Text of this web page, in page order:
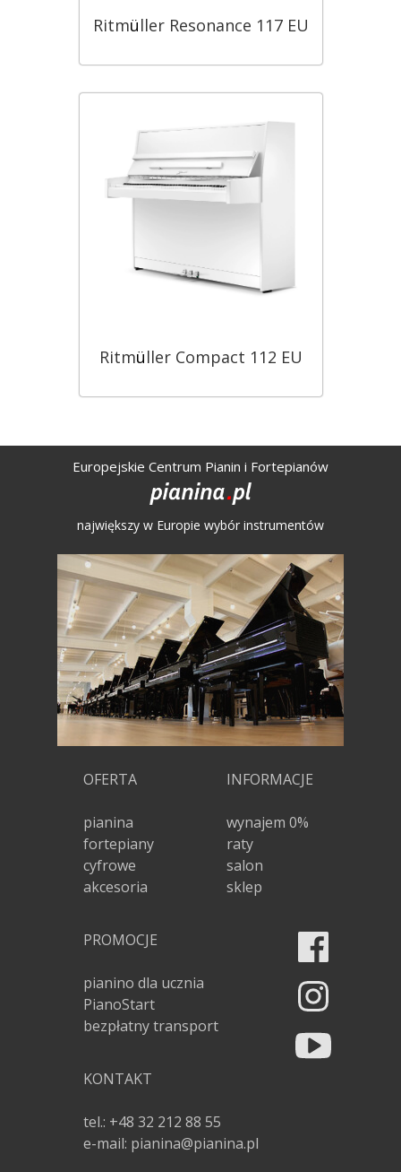
Ritmüller Compact 112 EU
Ritmüller Resonance 117 EU
KONTAKT
tel.: +48 32 212 88 55
e-mail: pianina@pianina.pl
INFORMACJE
wynajem 0%
raty
salon
sklep
PROMOCJE
pianino dla ucznia
PianoStart
bezpłatny transport
Europejskie Centrum Pianin i Fortepianów
największy w Europie wybór instrumentów
OFERTA
pianina
fortepiany
cyfrowe
akcesoria